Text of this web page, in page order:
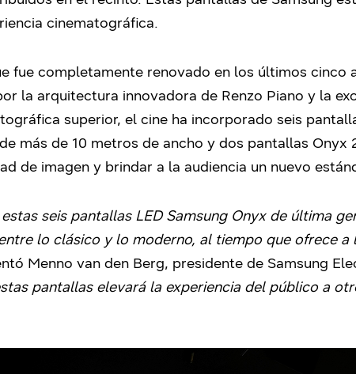
cinematográfica.
fue completamente renovado en los últimos cinco
la arquitectura innovadora de Renzo Piano y la
superior, el cine ha incorporado seis
más de 10 metros de ancho y dos pantallas
de imagen y brindar a la audiencia un nuevo
seis pantallas LED Samsung Onyx de última
lo clásico y lo moderno, al tiempo que ofrece
Menno van den Berg, presidente de Samsung
pantallas elevará la experiencia del público a